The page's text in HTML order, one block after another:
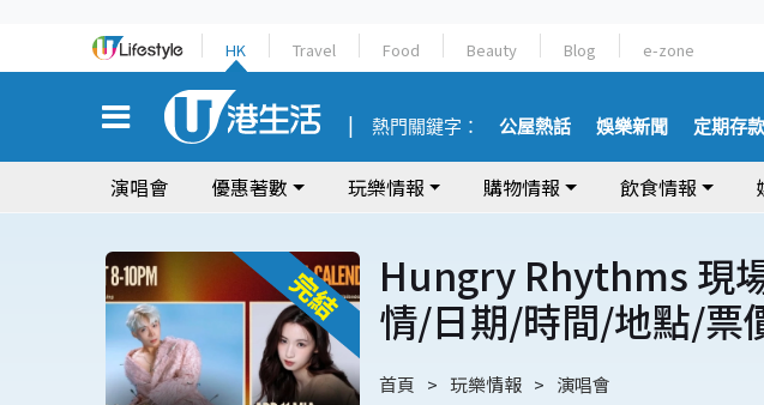
HK Travel Food Beauty Blog e-zone
熱門關鍵字： 公屋熱話 娛樂新聞 定期存款
演唱會 優惠著數 玩樂情報 購物情報 飲食情報
Hungry Rhythms 現
情/日期/時間/地點/票
首頁 玩樂情報
演唱會